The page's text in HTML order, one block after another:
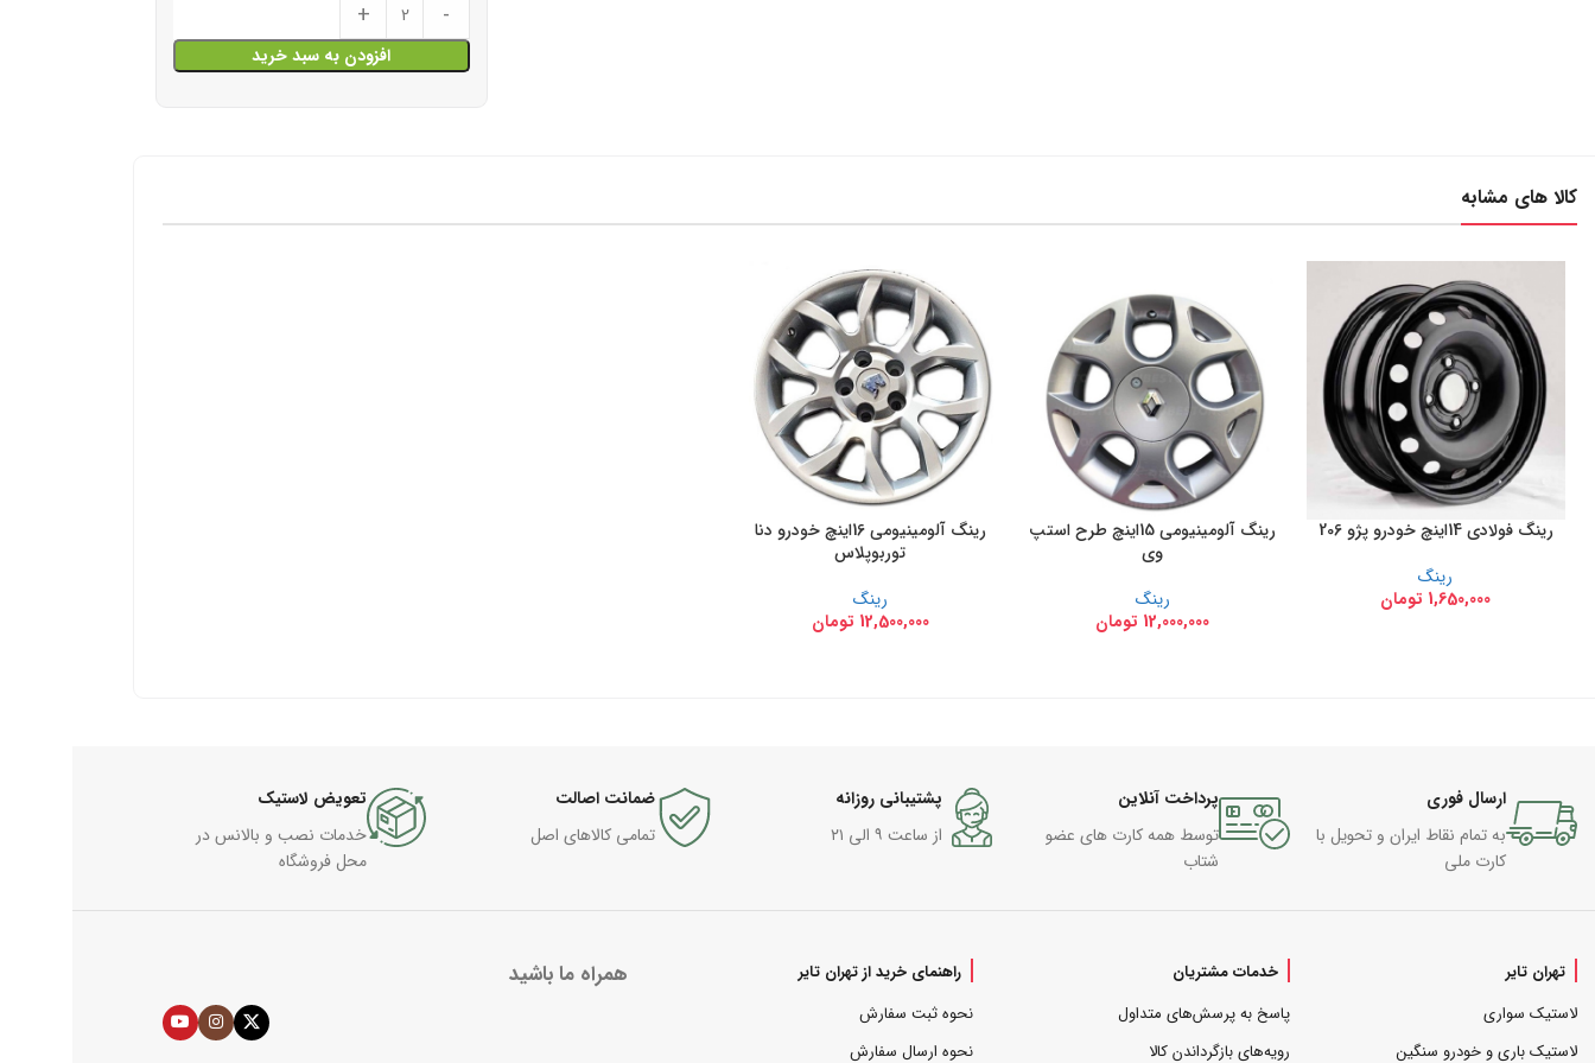
-
+
افزودن به سبد خرید
کالا های مشابه
افزودن به سبد خرید
رینگ فولادی 14اینچ خودرو پژو 206
رینگ
1,650,000 تومان
افزودن به سبد خرید
رینگ آلومینیومی 15اینچ طرح استپ
وی
رینگ
12,000,000 تومان
افزودن به سبد خرید
رینگ آلومینیومی 16اینچ خودرو دنا
توربوپلاس
رینگ
12,500,000 تومان
ارسال فوری
به تمام نقاط ایران و تحویل با
کارت ملی
پرداخت آنلاین
توسط همه کارت های عضو
شتاب
پشتیبانی روزانه
از ساعت ۹ الی ۲۱
ضمانت اصالت
تمامی کالاهای اصل
تعویض لاستیک
خدمات نصب و بالانس در
محل فروشگاه
تهران تایر
لاستیک سواری
لاستیک باری و خودرو سنگین
خدمات مشتریان
پاسخ به پرسش‌های متداول
رویه‌های بازگرداندن کالا
راهنمای خرید از تهران تایر
نحوه ثبت سفارش
نحوه ارسال سفارش
همراه ما باشید